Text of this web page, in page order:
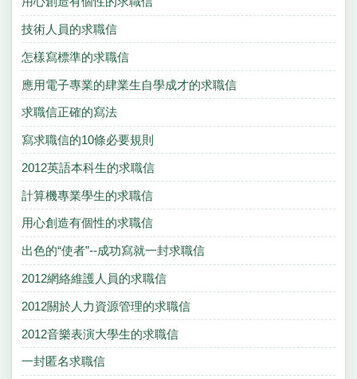
技術人員的求職信
怎樣寫標準的求職信
應用電子專業的肆業生自學成才的求職信
求職信正確的寫法
寫求職信的10條必要規則
2012英語本科生的求職信
計算機專業學生的求職信
用心創造有個性的求職信
出色的“使者”--成功寫就一封求職信
2012網絡維護人員的求職信
2012關於人力資源管理的求職信
2012音樂表演大學生的求職信
一封匿名求職信